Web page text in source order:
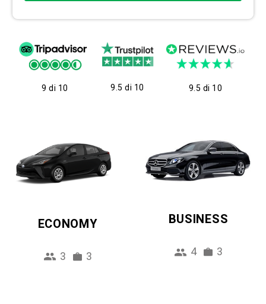
9 di 10 9.5 di 10 9.5 di 10
ECONOMY
3 3
BUSINESS
4 3